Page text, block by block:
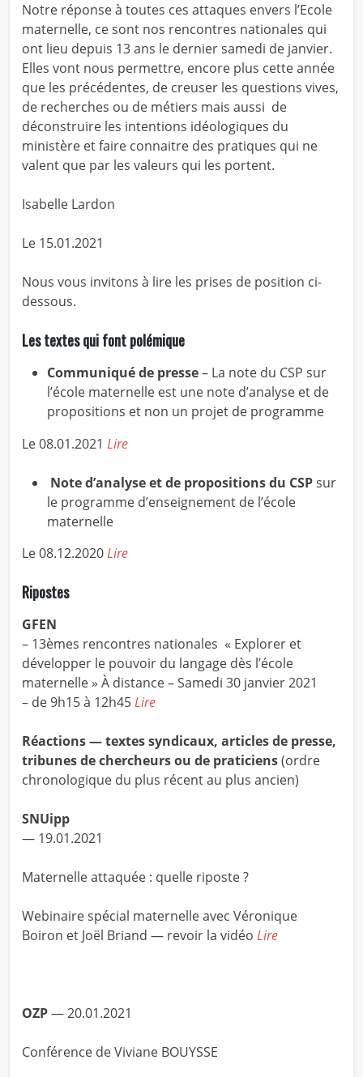
Notre réponse à toutes ces attaques envers l’Ecole
maternelle, ce sont nos rencontres nationales qui
ont lieu depuis 13 ans le dernier samedi de janvier.
Elles vont nous permettre, encore plus cette année
que les précédentes, de creuser les questions vives,
de recherches ou de métiers mais aussi de
déconstruire les intentions idéologiques du
ministère et faire connaitre des pratiques qui ne
valent que par les valeurs qui les portent.
Isabelle Lardon
Le 15.01.2021
Nous vous invitons à lire les prises de position ci-
dessous.
Les textes qui font polémique
Communiqué de presse– La note du CSP sur
l’école maternelle est une note d’analyse et de
propositions et non un projet de programme
Le 08.01.2021 Lire
Note d’analyse et de propositions du CSPsur
le programme d’enseignement de l’école
maternelle
Le 08.12.2020Lire
Ripostes
GFEN
– 13èmes rencontres nationales « Explorer et
développer le pouvoir du langage dès l’école
maternelle » À distance – Samedi 30 janvier 2021
– de 9h15 à 12h45Lire
Réactions — textes syndicaux, articles de presse,
tribunes de chercheurs ou de praticiens(ordre
chronologique du plus récent au plus ancien)
SNUipp
— 19.01.2021
Maternelle attaquée : quelle riposte ?
Webinaire spécial maternelle avec Véronique
Boiron et Joël Briand — revoir la vidéo Lire
OZP— 20.01.2021
Conférence de Viviane BOUYSSE